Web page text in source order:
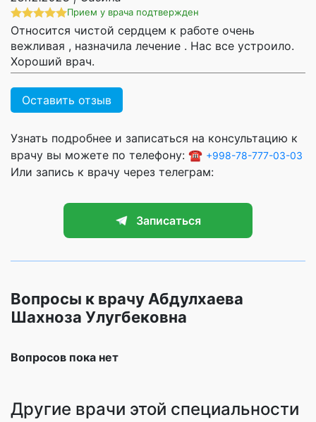
Прием у врача подтвержден
Относится чистой сердцем к работе очень
вежливая , назначила лечение . Нас все устроило.
Хороший врач.
Оставить отзыв
Узнать подробнее и записаться на консультацию к
врачу вы можете по телефону: ☎️ +998-78-777-03-03
Или запись к врачу через телеграм:
Записаться
Вопросы к врачу Абдулхаева
Шахноза Улугбековна
Вопросов пока нет
Другие врачи этой специальности